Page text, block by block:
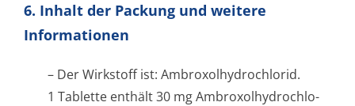
6. Inhalt der Packung und weitere
Informationen
– Der Wirkstoff ist: Ambroxolhydrochlo­rid.
1 Tablette enthält 30 mg Ambroxolhydrochlo­